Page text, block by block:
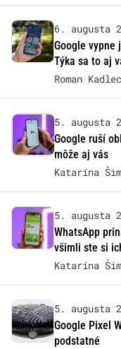
6. augusta
Google vypne
Týka sa to aj
Roman Kadlec
5. augusta
Google ruší
môže aj vás
Katarína
5. augusta
WhatsApp
všimli ste si
Katarína
5. augusta
Google Pixel
podstatné